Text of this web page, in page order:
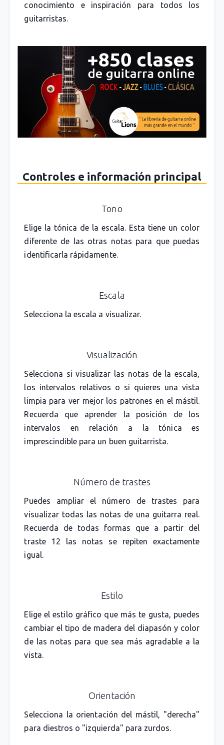
conocimiento e inspiración para todos los
guitarristas.
Controles e información principal
Tono
Elige la tónica de la escala. Esta tiene un color
diferente de las otras notas para que puedas
identificarla rápidamente.
Escala
Selecciona la escala a visualizar.
Visualización
Selecciona si visualizar las notas de la escala,
los intervalos relativos o si quieres una vista
limpia para ver mejor los patrones en el mástil.
Recuerda que aprender la posición de los
intervalos en relación a la tónica es
imprescindible para un buen guitarrista.
Número de trastes
Puedes ampliar el número de trastes para
visualizar todas las notas de una guitarra real.
Recuerda de todas formas que a partir del
traste 12 las notas se repiten exactamente
igual.
Estilo
Elige el estilo gráfico que más te gusta, puedes
cambiar el tipo de madera del diapasón y color
de las notas para que sea más agradable a la
vista.
Orientación
Selecciona la orientación del mástil, "derecha"
para diestros o "izquierda" para zurdos.